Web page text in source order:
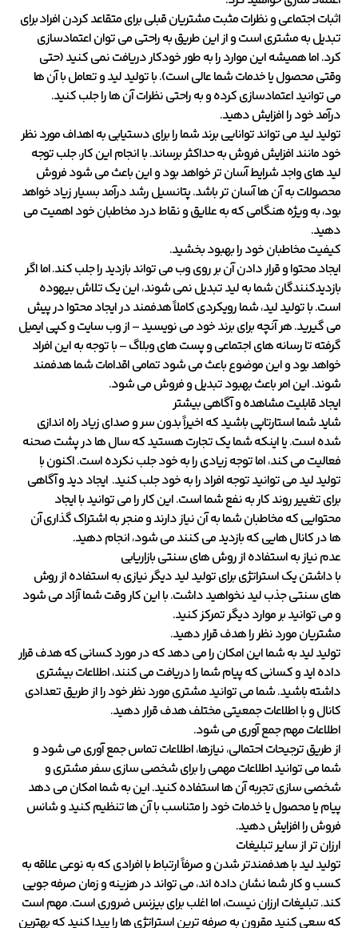
اثبات اجتماعی و نظرات مثبت مشتریان قبلی برای متقاعد کردن افراد برای
تبدیل به مشتری است و از این طریق به راحتی می توان اعتمادسازی
کرد. اما همیشه این موارد را به طور خودکار دریافت نمی کنید (حتی
وقتی محصول یا خدمات شما عالی است). با تولید لید و تعامل با آن ها
می توانید اعتمادسازی کرده و به راحتی نظرات آن ها را جلب کنید.
درآمد خود را افزایش دهید.
تولید لید می تواند توانایی برند شما را برای دستیابی به اهداف مورد نظر
خود مانند افزایش فروش به حداکثر برساند. با انجام این کار، جلب توجه
لید های واجد شرایط آسان تر خواهد بود و این باعث می شود فروش
محصولات به آن ها آسان تر باشد. پتانسیل رشد درآمد بسیار زیاد خواهد
بود، به ویژه هنگامی که به علایق و نقاط درد مخاطبان خود اهمیت می
دهید.
کیفیت مخاطبان خود را بهبود بخشید.
ایجاد محتوا و قرار دادن آن بر روی وب می تواند بازدید را جلب کند. اما اگر
بازدیدکنندگان شما به لید تبدیل نمی شوند، این یک تلاش بیهوده
است. با تولید لید، شما رویکردی کاملاً هدفمند در ایجاد محتوا در پیش
می گیرید. هر آنچه برای برند خود می نویسید – از وب سایت و کپی ایمیل
گرفته تا رسانه های اجتماعی و پست های وبلاگ – با توجه به این افراد
خواهد بود و این موضوع باعث می شود تمامی اقدامات شما هدفمند
شوند. این امر باعث بهبود تبدیل و فروش می شود.
ایجاد قابلیت مشاهده و آگاهی بیشتر
شاید شما استارتاپی باشید که اخیراً بدون سر و صدای زیاد راه اندازی
شده است. یا اینکه شما یک تجارت هستید که سال ها در پشت صحنه
فعالیت می کند، اما توجه زیادی را به خود جلب نکرده است. اکنون با
تولید لید می توانید توجه افراد را به خود جلب کنید. ایجاد دید و آگاهی
برای تغییر روند کار به نفع شما است. این کار را می توانید با ایجاد
محتوایی که مخاطبان شما به آن نیاز دارند و منجر به اشتراک گذاری آن
ها در کانال هایی که بازدید می کنند می شود، انجام دهید.
عدم نیاز به استفاده از روش های سنتی بازاریابی
با داشتن یک استراتژی برای تولید لید دیگر نیازی به استفاده از روش
های سنتی جذب لید نخواهید داشت. با این کار وقت شما آزاد می شود
و می توانید بر موارد دیگر تمرکز کنید.
مشتریان مورد نظر را هدف قرار دهید.
تولید لید به شما این امکان را می دهد که در مورد کسانی که هدف قرار
داده اید و کسانی که پیام شما را دریافت می کنند، اطلاعات بیشتری
داشته باشید. شما می توانید مشتری مورد نظر خود را از طریق تعدادی
کانال و با اطلاعات جمعیتی مختلف هدف قرار دهید.
اطلاعات مهم جمع آوری می شود.
از طریق ترجیحات احتمالی، نیازها، اطلاعات تماس جمع آوری می شود و
شما می توانید اطلاعات مهمی را برای شخصی سازی سفر مشتری و
شخصی سازی تجربه آن ها استفاده کنید. این به شما امکان می دهد
پیام یا محصول یا خدمات خود را متناسب با آن ها تنظیم کنید و شانس
فروش را افزایش دهید.
ارزان تر از سایر تبلیغات
تولید لید با هدفمندتر شدن و صرفاً ارتباط با افرادی که به نوعی علاقه به
کسب و کار شما نشان داده اند، می تواند در هزینه و زمان صرفه جویی
کند. تبلیغات ارزان نیست، اما اغلب برای بیزنس ضروری است. مهم است
که سعی کنید مقرون به صرفه ترین استراتژی ها را پیدا کنید که بهترین